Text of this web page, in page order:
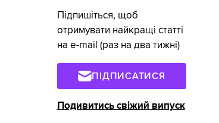
Підпишіться, щоб
отримувати найкращі статті
на e-mail (раз на два тижні)
ПІДПИСАТИСЯ
Подивитись свіжий випуск